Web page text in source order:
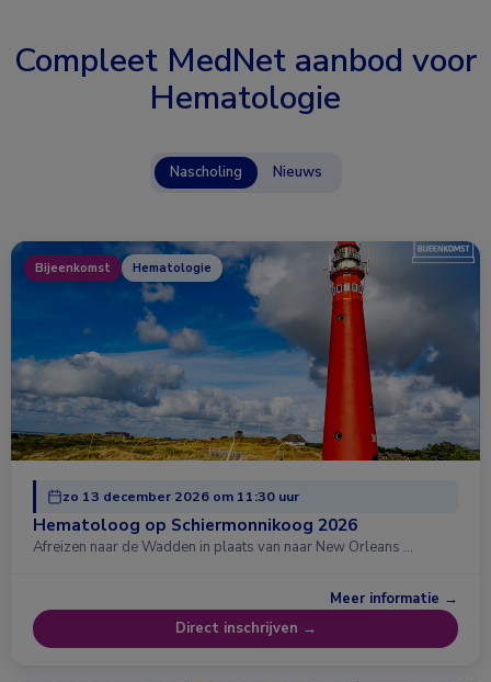
Compleet MedNet aanbod voor
Hematologie
Nascholing Nieuws
Bijeenkomst Hematologie
zo 13 december 2026 om 11:30 uur
Hematoloog op Schiermonnikoog 2026
Afreizen naar de Wadden in plaats van naar New Orleans …
Meer informatie →
Direct inschrijven →